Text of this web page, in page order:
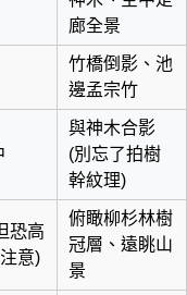
廊全景
竹橋倒影、池
邊孟宗竹
與神木合影
(別忘了拍樹
幹紋理)
恐高
意)
俯瞰柳杉林樹
冠層、遠眺山
景